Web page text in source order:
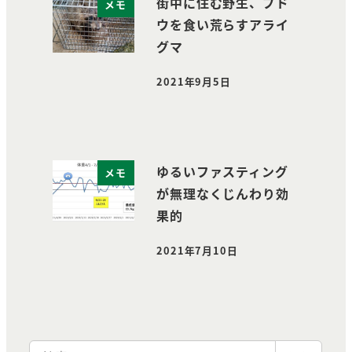
メモ
ウを食い荒らすアライ
グマ
投稿日
2021年9月5日
メモ
ゆるいファスティング
が無理なくじんわり効
果的
投稿日
2021年7月10日
検